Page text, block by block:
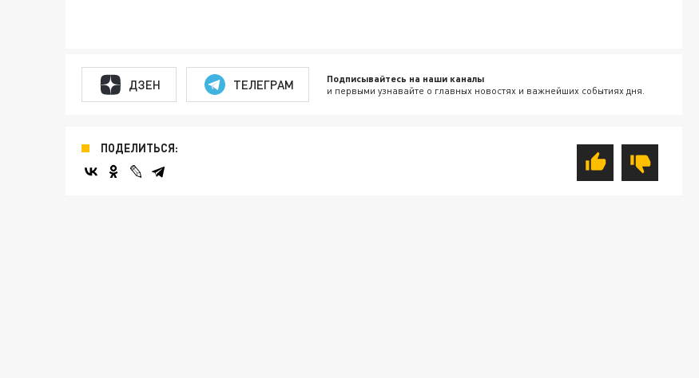
ДЗЕН ТЕЛЕГРАМ Подписывайтесь на наши каналы
и первыми узнавайте о главных новостях и важнейших событиях дня.
ПОДЕЛИТЬСЯ: